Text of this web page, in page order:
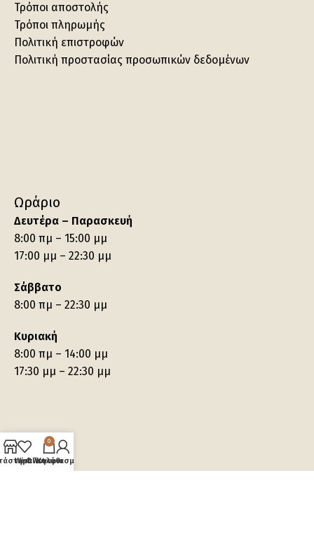
Τρόποι αποστολής
Τρόποι πληρωμής
Πολιτική επιστροφών
Πολιτική προστασίας προσωπικών δεδομένων
Ωράριο
Δευτέρα – Παρασκευή
8:00 πμ – 15:00 μμ
17:00 μμ – 22:30 μμ
Σάββατο
8:00 πμ – 22:30 μμ
Κυριακή
8:00 πμ – 14:00 μμ
17:30 μμ – 22:30 μμ
Wishlist
0
Καλάθι
Ο λογαριασμός μου